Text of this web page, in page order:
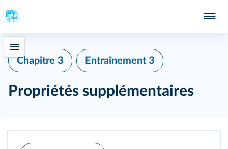
Chapitre 3 Entraînement 3
Propriétés supplémentaires